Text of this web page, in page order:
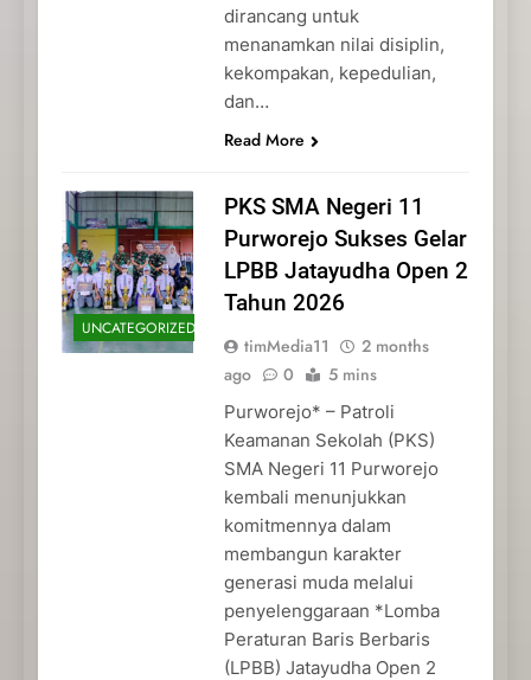
dirancang untuk
menanamkan nilai disiplin,
kekompakan, kepedulian,
dan…
Read More
UNCATEGORIZED
PKS SMA Negeri 11
Purworejo Sukses Gelar
LPBB Jatayudha Open 2
Tahun 2026
timMedia11
2 months
ago
0 5 mins
Purworejo* – Patroli
Keamanan Sekolah (PKS)
SMA Negeri 11 Purworejo
kembali menunjukkan
komitmennya dalam
membangun karakter
generasi muda melalui
penyelenggaraan *Lomba
Peraturan Baris Berbaris
(LPBB) Jatayudha Open 2